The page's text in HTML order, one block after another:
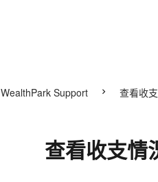
WealthPark Support 查看收
查看收支情